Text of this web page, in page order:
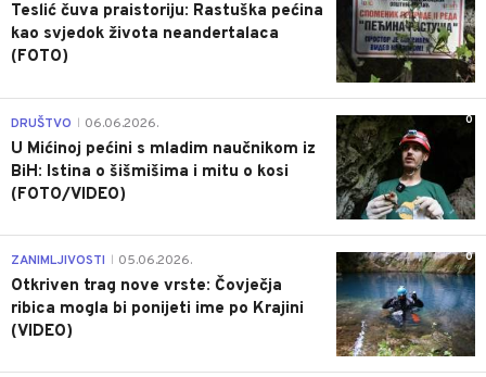
Teslić čuva praistoriju: Rastuška pećina
kao svjedok života neandertalaca
(FOTO)
0
DRUŠTVO 06.06.2026.
U Mićinoj pećini s mladim naučnikom iz
BiH: Istina o šišmišima i mitu o kosi
(FOTO/VIDEO)
0
ZANIMLJIVOSTI 05.06.2026.
Otkriven trag nove vrste: Čovječja
ribica mogla bi ponijeti ime po Krajini
(VIDEO)